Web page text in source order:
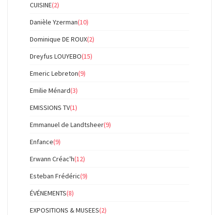
CUISINE(2)
Danièle Yzerman(10)
Dominique DE ROUX(2)
Dreyfus LOUYEBO(15)
Emeric Lebreton(9)
Emilie Ménard(3)
EMISSIONS TV(1)
Emmanuel de Landtsheer(9)
Enfance(9)
Erwann Créac'h(12)
Esteban Frédéric(9)
ÉVÉNEMENTS(8)
EXPOSITIONS & MUSEES(2)